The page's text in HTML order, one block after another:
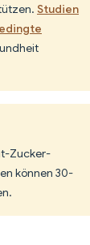
Studien
Zucker-
können 30-